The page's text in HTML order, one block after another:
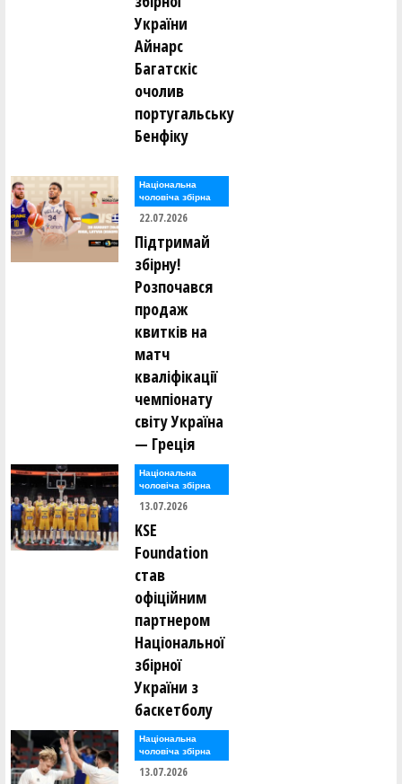
України
Айнарс
Багатскіс
очолив
португальську
Бенфіку
Національна
чоловіча збірна
22.07.2026
Підтримай
збірну!
Розпочався
продаж
квитків на
матч
кваліфікації
чемпіонату
світу Україна
— Греція
Національна
чоловіча збірна
13.07.2026
KSE
Foundation
став
офіційним
партнером
Національної
збірної
України з
баскетболу
Національна
чоловіча збірна
13.07.2026